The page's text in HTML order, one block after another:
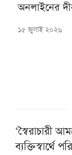
অনলাইনের
১৫ জুলাই ২০২৬
‘স্বৈরাচারী
ব্যক্তিস্বার্থে